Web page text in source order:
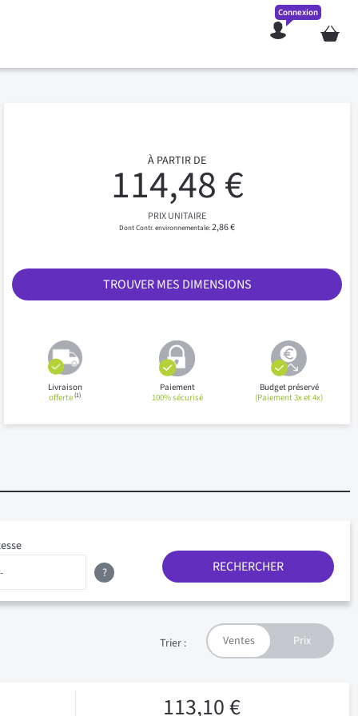
Mon
Connexion
À PARTIR DE
114,48 €
PRIX UNITAIRE
2,86 €
TROUVER MES DIMENSIONS
Livraison
offerte(1)
Paiement
100% sécurisé
Budget préservé
(Paiement 3x et 4x)
?
RECHERCHER
Trier :
113,10 €